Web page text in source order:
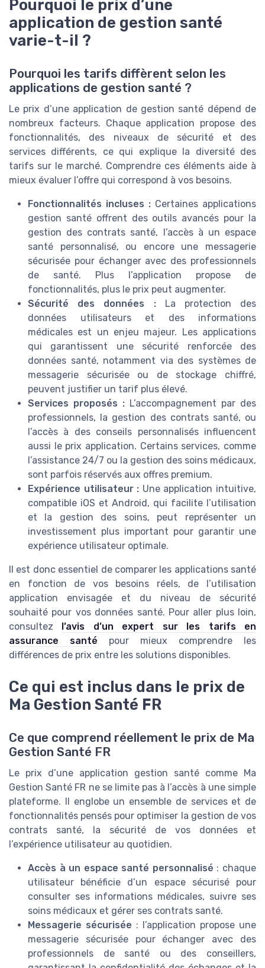
Pourquoi le prix d’une
application de gestion santé
varie-t-il ?
Pourquoi les tarifs diffèrent selon les
applications de gestion santé ?
Le prix d’une application de gestion santé dépend de
nombreux facteurs. Chaque application propose des
fonctionnalités, des niveaux de sécurité et des
services différents, ce qui explique la diversité des
tarifs sur le marché. Comprendre ces éléments aide à
mieux évaluer l’offre qui correspond à vos besoins.
Fonctionnalités incluses : Certaines applications
gestion santé offrent des outils avancés pour la
gestion des contrats santé, l’accès à un espace
santé personnalisé, ou encore une messagerie
sécurisée pour échanger avec des professionnels
de santé. Plus l’application propose de
fonctionnalités, plus le prix peut augmenter.
Sécurité des données :La protection des
données utilisateurs et des informations
médicales est un enjeu majeur. Les applications
qui garantissent une sécurité renforcée des
données santé, notamment via des systèmes de
messagerie sécurisée ou de stockage chiffré,
peuvent justifier un tarif plus élevé.
Services proposés : L’accompagnement par des
professionnels, la gestion des contrats santé, ou
l’accès à des conseils personnalisés influencent
aussi le prix application. Certains services, comme
l’assistance 24/7 ou la gestion des soins médicaux,
sont parfois réservés aux offres premium.
Expérience utilisateur : Une application intuitive,
compatible iOS et Android, qui facilite l’utilisation
et la gestion des soins, peut représenter un
investissement plus important pour garantir une
expérience utilisateur optimale.
Il est donc essentiel de comparer les applications santé
en fonction de vos besoins réels, de l’utilisation
application envisagée et du niveau de sécurité
souhaité pour vos données santé. Pour aller plus loin,
consultez l’avis d’un expert sur les tarifs en
assurance santé pour mieux comprendre les
différences de prix entre les solutions disponibles.
Ce qui est inclus dans le prix de
Ma Gestion Santé FR
Ce que comprend réellement le prix de Ma
Gestion Santé FR
Le prix d’une application gestion santé comme Ma
Gestion Santé FR ne se limite pas à l’accès à une simple
plateforme. Il englobe un ensemble de services et de
fonctionnalités pensés pour optimiser la gestion de vos
contrats santé, la sécurité de vos données et
l’expérience utilisateur au quotidien.
Accès à un espace santé personnalisé : chaque
utilisateur bénéficie d’un espace sécurisé pour
consulter ses informations médicales, suivre ses
soins médicaux et gérer ses contrats santé.
Messagerie sécurisée : l’application propose une
messagerie sécurisée pour échanger avec des
professionnels de santé ou des conseillers,